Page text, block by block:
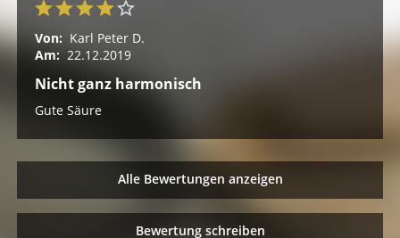
Von: Karl Peter D.
Am: 22.12.2019
Nicht ganz harmonisch
Gute Säure
Alle Bewertungen anzeigen
Bewertung schreiben